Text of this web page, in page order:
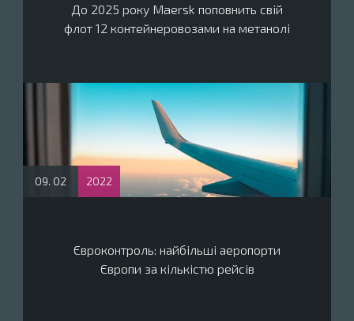
До 2025 року Maersk поповнить свій
флот 12 контейнеровозами на метанолі
09. 02 2022
Євроконтроль: найбільші аеропорти
Європи за кількістю рейсів